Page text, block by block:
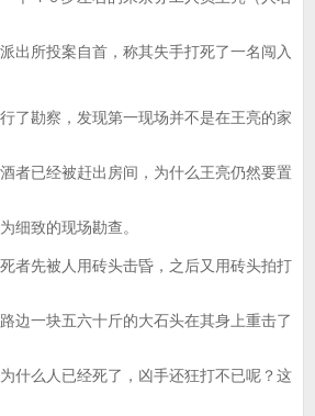
出所投案自首，称其失手打死了一名闯入
勘察，发现第一现场并不是在王亮的家
者已经被赶出房间，为什么王亮仍然要置
细致的现场勘查。
先被人用砖头击昏，之后又用砖头拍打
边一块五六十斤的大石头在其身上重击了
什么人已经死了，凶手还狂打不已呢？这